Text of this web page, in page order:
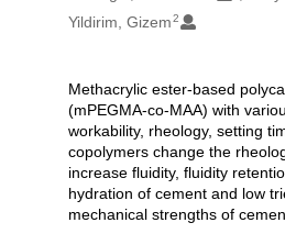
Yildirim, Gizem2
Açıklama
Methacrylic ester-based
(mPEGMA-co-MAA) with
workability, rheology, setting
copolymers change the
increase fluidity, fluidity
hydration of cement and low
mechanical strengths of